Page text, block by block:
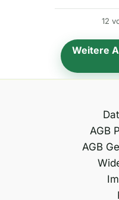
12
Weitere
AGB
AGB